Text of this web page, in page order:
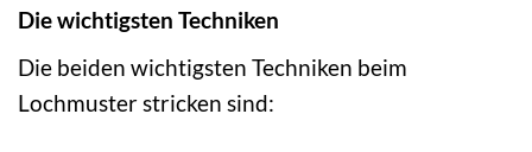
Die wichtigsten Techniken
Die beiden wichtigsten Techniken beim
Lochmuster stricken sind: